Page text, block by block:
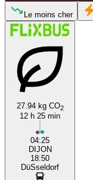
Le moins cher
27.94 kg CO2
12 h 25 min
04:25
DIJON
18:50
DüSseldorf